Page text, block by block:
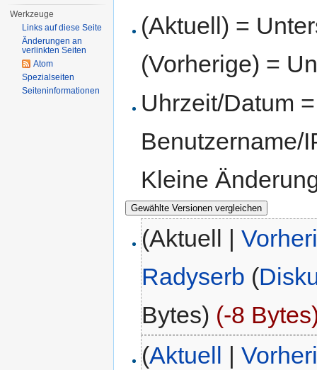
(Aktuell) =
(Vorherige) =
Uhrzeit/Datum
Benutzername/
Kleine
(Aktuell |
Radyserb (
Bytes) (-8
(Aktuell |
Werkzeuge
Links auf diese Seite
Änderungen an
verlinkten Seiten
Atom
Spezialseiten
Seiten­informationen